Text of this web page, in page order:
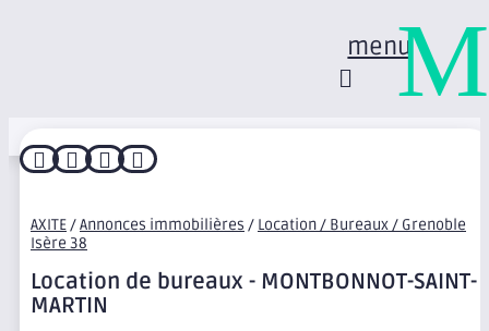
menu
   
AXITE/Annonces immobilières / Location / Bureaux / Grenoble
Isère 38
Location de bureaux - MONTBONNOT-SAINT-
MARTIN
M